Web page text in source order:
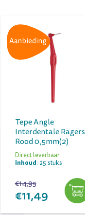
Aanbieding
Tepe Angle
Interdentale Ragers
Rood 0,5mm(2)
Direct leverbaar
Inhoud: 25 stuks
€14,95
€11,49